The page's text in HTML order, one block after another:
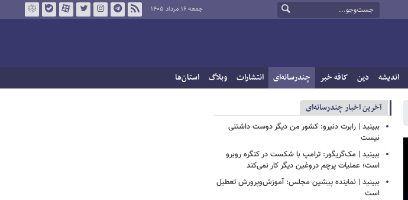
جمعه ۱۶ مرداد ۱۴۰۵
اندیشه دین کافه خبر چندرسانه‌ای انتشارات وبلاگ استان‌ها
آخرین اخبار چندرسانه‌ای
ببینید | رابرت دنیرو: کشور من دیگر دوست داشتنی
نیست
ببینید | مک‌گریگور: ترامپ با شکست در کنگره روبرو
است؛ عملیات پرچم دروغین دیگر کار نمی‌کند
ببینید | نماینده پیشین مجلس: آموزش‌وپرورش تعطیل
است